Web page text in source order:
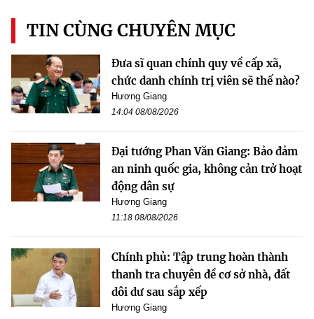
TIN CÙNG CHUYÊN MỤC
Đưa sĩ quan chính quy về cấp xã,
chức danh chính trị viên sẽ thế nào?
Hương Giang
14:04 08/08/2026
Đại tướng Phan Văn Giang: Bảo đảm
an ninh quốc gia, không cản trở hoạt
động dân sự
Hương Giang
11:18 08/08/2026
Chính phủ: Tập trung hoàn thành
thanh tra chuyên đề cơ sở nhà, đất
dôi dư sau sắp xếp
Hương Giang